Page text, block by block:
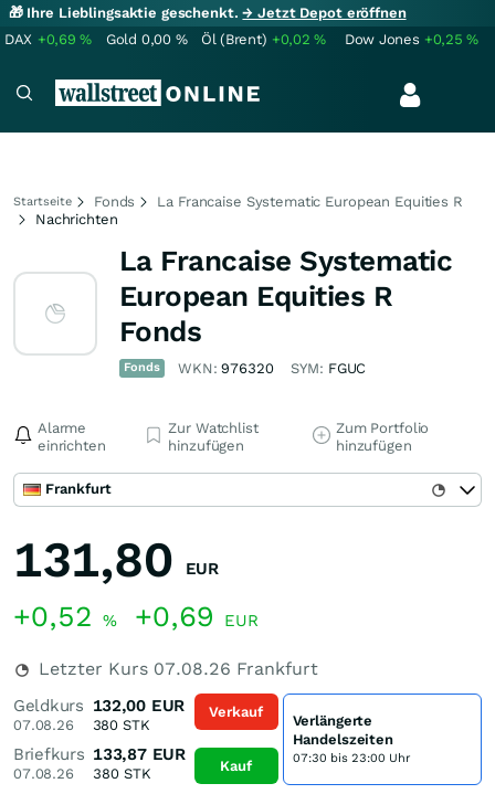
🎁 Ihre Lieblingsaktie geschenkt.→ Jetzt Depot eröffnen
DAX +0,69% Gold 0,00 % Öl (Brent) +0,02% Dow Jones +0,25%
Startseite Fonds
La Francaise Systematic European Equities R
Nachrichten
La Francaise Systematic
European Equities R
Fonds
Fonds WKN:976320 SYM: FGUC
Alarme
einrichten
Zur Watchlist
hinzufügen
Zum Portfolio
hinzufügen
Frankfurt
131,80 EUR
+0,52 % +0,69 EUR
Letzter Kurs 07.08.26 Frankfurt
Geldkurs
07.08.26
132,00 EUR
380 STK
Briefkurs
07.08.26
133,87 EUR
380STK
Verkauf
Kauf
Verlängerte
Handelszeiten
07:30 bis 23:00 Uhr